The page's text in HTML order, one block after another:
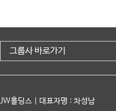
그룹사 바로가기
JW홀딩스 | 대표자명 : 차성남